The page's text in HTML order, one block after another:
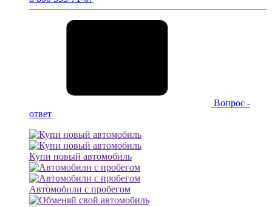
Вопрос -
ответ
Купи новый автомобиль
Автомобили с пробегом